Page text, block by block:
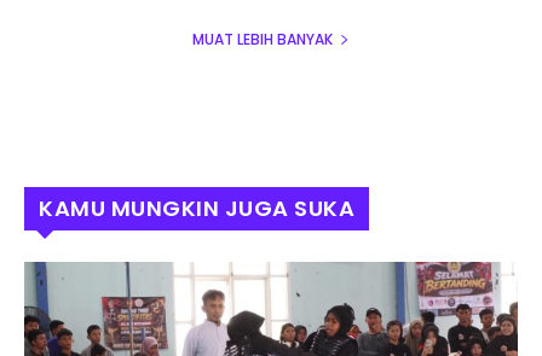
MUAT LEBIH BANYAK
KAMU MUNGKIN JUGA SUKA